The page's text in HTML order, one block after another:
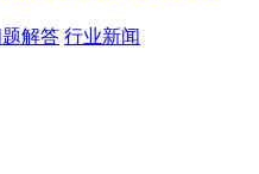
解答 行业新闻